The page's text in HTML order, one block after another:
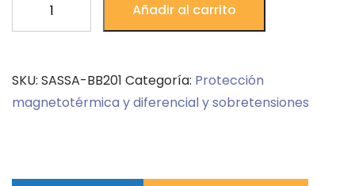
CONEXIÓN
SASSIN
cantidad
Añadir al carrito
SKU: SASSA-BB201 Categoría: Protección
magnetotérmica y diferencial y sobretensiones